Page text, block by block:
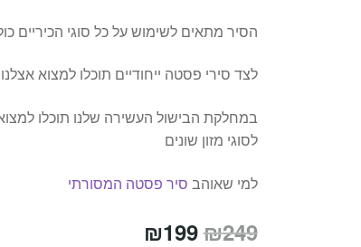
הסיר מתאים לשימוש על כל סוגי הכיריים
לצד סירי פסטה ייחודיים תוכלו למצוא אצלנו
במחלקת הבישול העשירה שלנו תוכלו
לסוגי מזון שונים
למי שאוהב סיר פסטה המסורתי
₪249
המחיר
₪199